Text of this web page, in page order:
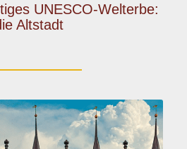
UNESCO-Welterbe:
Altstadt